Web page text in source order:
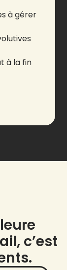
à gérer
à la fin
c’est